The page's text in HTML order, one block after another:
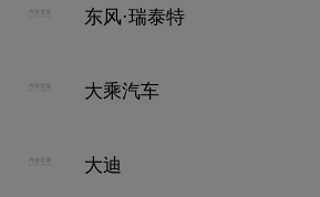
东风·瑞泰特
大乘汽车
大迪